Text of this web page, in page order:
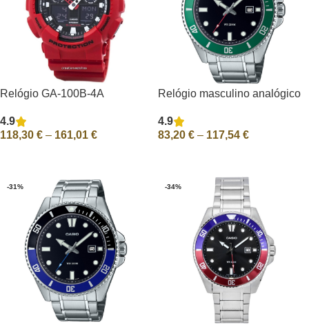
Relógio GA-100B-4A
GA100B-4A Masculino
Analógico-Digital
4.9
118,30 € – 161,01 €
Relógio masculino analógico
inoxidável com mostrador
preto Quartz MDV-107D-3
4.9
83,20 € – 117,54 €
-31% -34%